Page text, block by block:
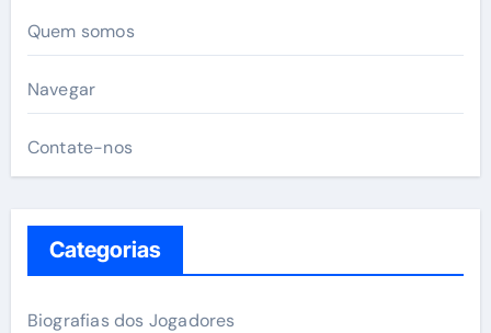
Quem somos
Navegar
Contate-nos
Categorias
Biografias dos Jogadores